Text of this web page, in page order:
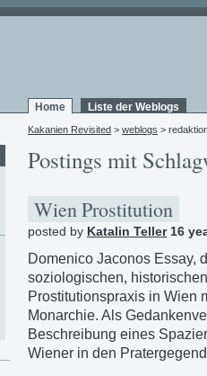
Home Liste der Weblogs
Kakanien Revisited > weblogs >
Postings mit
Wien Prostitution
posted by Katalin Teller16
Domenico Jaconos Essay,
soziologischen,
Prostitutionspraxis in Wien
Monarchie. Als
Beschreibung eines
Wiener in den